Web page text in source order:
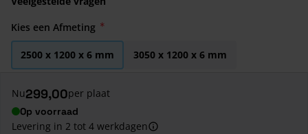
Kies een Afmeting
2500 x 1200 x 6 mm 3050 x 1200 x 6 mm
Nu299,00per plaat
Op voorraad
Levering in 2 tot 4 werkdagen